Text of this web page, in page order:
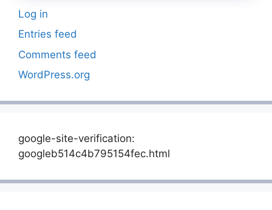
Log in
Entries feed
Comments feed
WordPress.org
google-site-verification:
googleb514c4b795154fec.html